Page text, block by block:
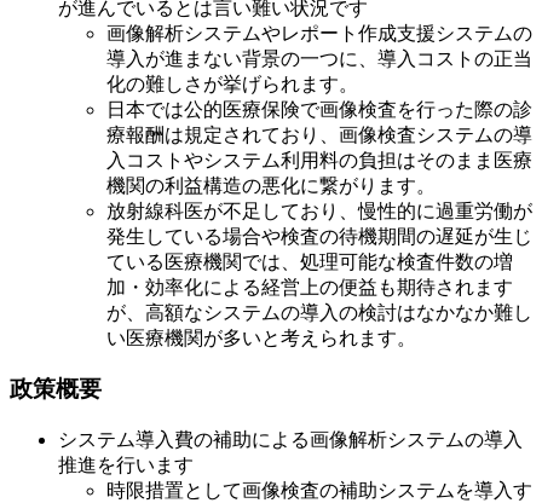
が進んでいるとは言い難い状況です
画像解析システムやレポート作成支援システムの
導入が進まない背景の一つに、導入コストの正当
化の難しさが挙げられます。
日本では公的医療保険で画像検査を行った際の診
療報酬は規定されており、画像検査システムの導
入コストやシステム利用料の負担はそのまま医療
機関の利益構造の悪化に繋がります。
放射線科医が不足しており、慢性的に過重労働が
発生している場合や検査の待機期間の遅延が生じ
ている医療機関では、処理可能な検査件数の増
加・効率化による経営上の便益も期待されます
が、高額なシステムの導入の検討はなかなか難し
い医療機関が多いと考えられます。
政策概要
システム導入費の補助による画像解析システムの導入
推進を行います
時限措置として画像検査の補助システムを導入す